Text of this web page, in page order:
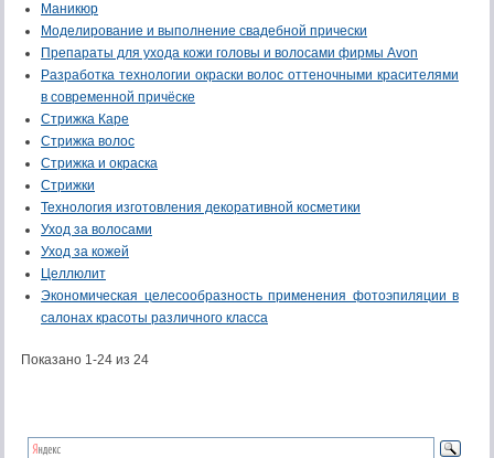
Маникюр
Моделирование и выполнение свадебной прически
Препараты для ухода кожи головы и волосами фирмы Avon
Разработка технологии окраски волос оттеночными красителями
в современной причёске
Стрижка Каре
Стрижка волос
Стрижка и окраска
Стрижки
Технология изготовления декоративной косметики
Уход за волосами
Уход за кожей
Целлюлит
Экономическая целесообразность применения фотоэпиляции в
салонах красоты различного класса
Показано 1-24 из 24